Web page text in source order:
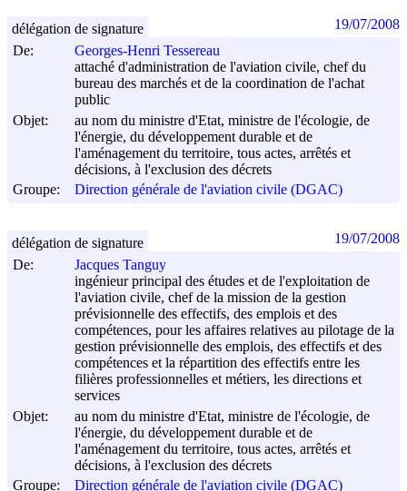
De:
Georges-Henri Tessereau
attaché d'administration de l'aviation civile, chef du
bureau des marchés et de la coordination de l'achat
public
Objet:
au nom du ministre d'Etat, ministre de l'écologie, de
l'énergie, du développement durable et de
l'aménagement du territoire, tous actes, arrêtés et
décisions, à l'exclusion des décrets
Groupe:
Direction générale de l'aviation civile (DGAC)
délégation de signature 19/07/2008
De:
Jacques Tanguy
ingénieur principal des études et de l'exploitation de
l'aviation civile, chef de la mission de la gestion
prévisionnelle des effectifs, des emplois et des
compétences, pour les affaires relatives au pilotage de la
gestion prévisionnelle des emplois, des effectifs et des
compétences et la répartition des effectifs entre les
filières professionnelles et métiers, les directions et
services
Objet:
au nom du ministre d'Etat, ministre de l'écologie, de
l'énergie, du développement durable et de
l'aménagement du territoire, tous actes, arrêtés et
décisions, à l'exclusion des décrets
Groupe:
Direction générale de l'aviation civile (DGAC)
délégation de signature 19/07/2008